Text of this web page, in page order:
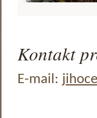
Kontakt
E-mail: